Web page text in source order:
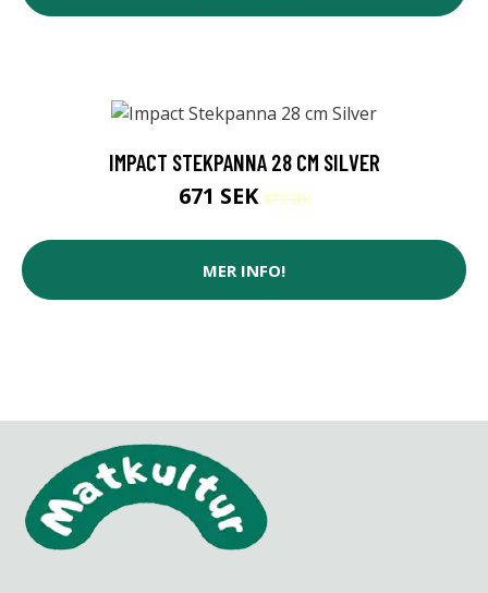
IMPACT STEKPANNA 28 CM SILVER
671 SEK879 SEK
MER INFO!